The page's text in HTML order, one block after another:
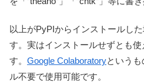
以上がPyPIからインストールし
す。実はインストールせずとも
す。 Google Colaboratoryという
ル不要で使用可能です。